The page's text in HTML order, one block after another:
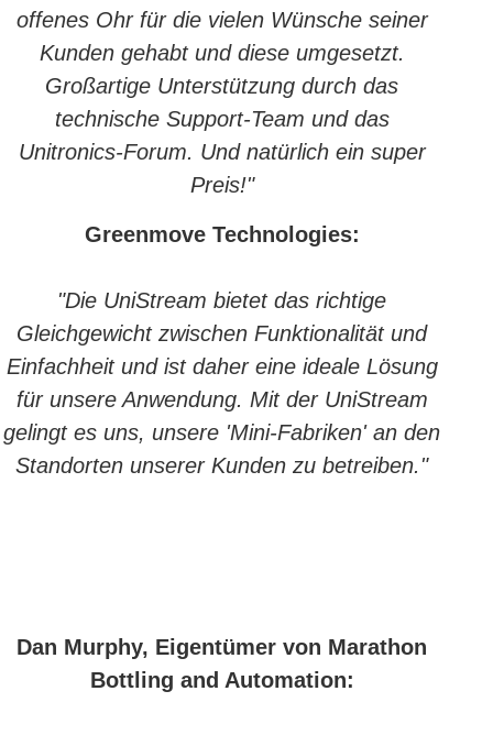
offenes Ohr für die vielen Wünsche seiner
Kunden gehabt und diese umgesetzt.
Großartige Unterstützung durch das
technische Support-Team und das
Unitronics-Forum. Und natürlich ein super
Preis!"
Greenmove Technologies:
"Die UniStream bietet das richtige
Gleichgewicht zwischen Funktionalität und
Einfachheit und ist daher eine ideale Lösung
für unsere Anwendung. Mit der UniStream
gelingt es uns, unsere 'Mini-Fabriken' an den
Standorten unserer Kunden zu betreiben."
Dan Murphy, Eigentümer von Marathon
Bottling and Automation: